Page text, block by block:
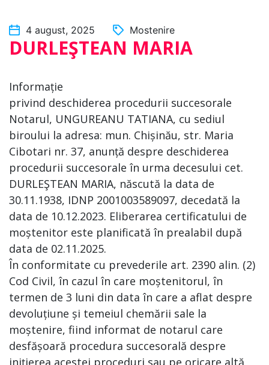
4 august, 2025 Mostenire
DURLEŞTEAN MARIA
Informație
privind deschiderea procedurii succesorale
Notarul, UNGUREANU TATIANA, cu sediul
biroului la adresa: mun. Chișinău, str. Maria
Cibotari nr. 37, anunță despre deschiderea
procedurii succesorale în urma decesului cet.
DURLEŞTEAN MARIA, născută la data de
30.11.1938, IDNP 2001003589097, decedată la
data de 10.12.2023. Eliberarea certificatului de
moștenitor este planificată în prealabil după
data de 02.11.2025.
În conformitate cu prevederile art. 2390 alin. (2)
Cod Civil, în cazul în care moștenitorul, în
termen de 3 luni din data în care a aflat despre
devoluțiune și temeiul chemării sale la
moștenire, fiind informat de notarul care
desfășoară procedura succesorală despre
inițierea acestei proceduri sau pe oricare altă